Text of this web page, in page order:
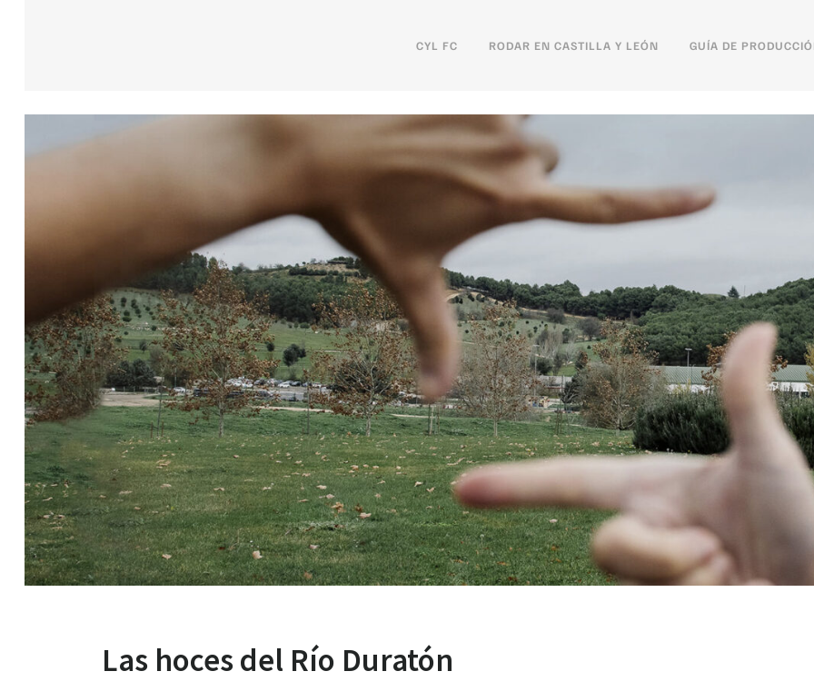
CYL FC RODAR EN CASTILLA Y LEÓN GUÍA DE
Las hoces del Río Duratón